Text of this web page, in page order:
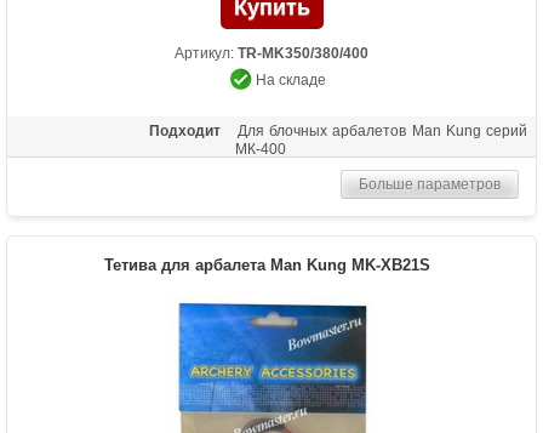
Артикул: TR-MK350/380/400
На складе
Подходит
Для блочных арбалетов Man Kung серий
МК-400
Больше параметров
Тетива для арбалета Man Kung MK-XB21S